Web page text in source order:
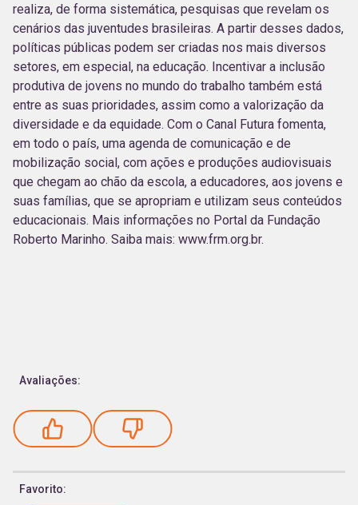
realiza, de forma sistemática, pesquisas que revelam os
cenários das juventudes brasileiras. A partir desses dados,
políticas públicas podem ser criadas nos mais diversos
setores, em especial, na educação. Incentivar a inclusão
produtiva de jovens no mundo do trabalho também está
entre as suas prioridades, assim como a valorização da
diversidade e da equidade. Com o Canal Futura fomenta,
em todo o país, uma agenda de comunicação e de
mobilização social, com ações e produções audiovisuais
que chegam ao chão da escola, a educadores, aos jovens e
suas famílias, que se apropriam e utilizam seus conteúdos
educacionais. Mais informações no Portal da Fundação
Roberto Marinho. Saiba mais: www.frm.org.br.
Avaliações:
Favorito: